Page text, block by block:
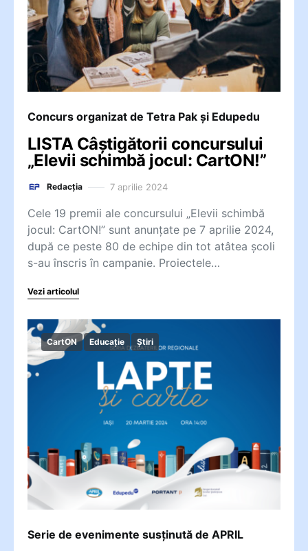
Concurs organizat de Tetra Pak și Edupedu
LISTA Câștigătorii concursului
„Elevii schimbă jocul: CartON!”
Redacția 7 aprilie 2024
Cele 19 premii ale concursului „Elevii schimbă
jocul: CartON!” sunt anunțate pe 7 aprilie 2024,
după ce peste 80 de echipe din tot atâtea școli
s-au înscris în campanie. Proiectele…
Vezi articolul
CartON Educație Știri
Serie de evenimente susținută de APRIL